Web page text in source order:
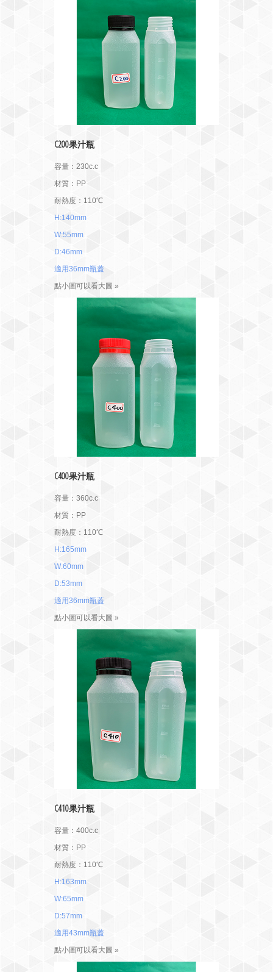
C200果汁瓶
容量：230c.c
材質：PP
耐熱度：110℃
H:140mm
W:55mm
D:46mm
適用36mm瓶蓋
點小圖可以看大圖 »
C400果汁瓶
容量：360c.c
材質：PP
耐熱度：110℃
H:165mm
W:60mm
D:53mm
適用36mm瓶蓋
點小圖可以看大圖 »
C410果汁瓶
容量：400c.c
材質：PP
耐熱度：110℃
H:163mm
W:65mm
D:57mm
適用43mm瓶蓋
點小圖可以看大圖 »